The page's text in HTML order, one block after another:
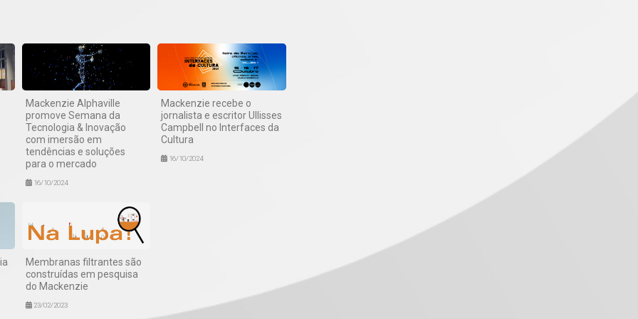
Mackenzie Alphaville
promove Semana da
Tecnologia & Inovação
com imersão em
tendências e soluções
para o mercado
16/10/2024
Mackenzie recebe o
jornalista e escritor Ullisses
Campbell no Interfaces da
Cultura
16/10/2024
Membranas filtrantes são
construídas em pesquisa
do Mackenzie
23/02/2023